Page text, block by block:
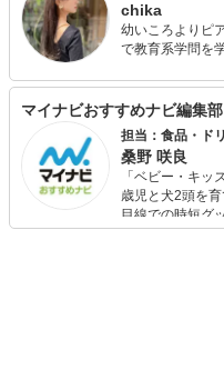
chika
幼いころよりピ
で教育系学問を
ていた美容系企
婚、出産を機に
育と美容の知識
経験を盛り込ん
マイナビおすすめナビ編集部
担当：食品・ド
桑野 咲良
「ベビー・キッ
歳児と犬2頭を
目線での時短グ
食品選び、束の